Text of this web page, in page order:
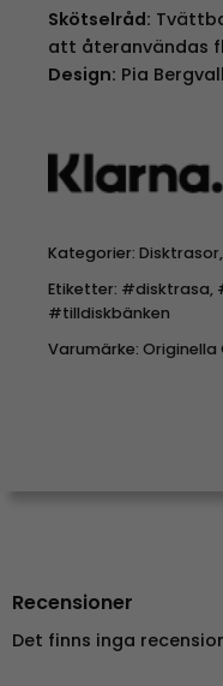
Skötselråd:
att återanvändas
Design: Pia
Kategorier: Disktrasor,
Etiketter: #disktrasa,
#tilldiskbänken
Varumärke: Originella
Recensioner
Det finns inga